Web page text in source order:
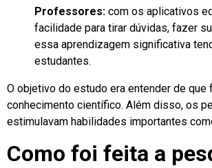
Professores: com os aplicativos
facilidade para tirar dúvidas, fazer
essa aprendizagem significativa
estudantes.
O objetivo do estudo era entender de
conhecimento científico. Além disso, os
estimulavam habilidades importantes
Como foi feita a